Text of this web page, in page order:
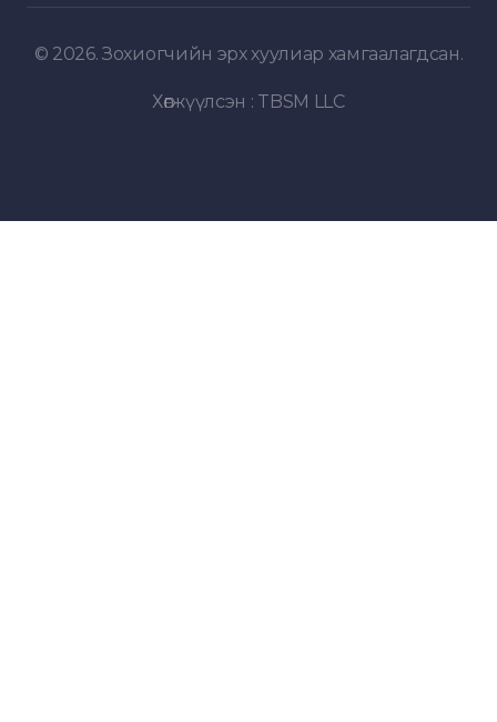
© 2026. Зохиогчийн эрх хуулиар хамгаалагдсан.
Хөгжүүлсэн : TBSM LLC